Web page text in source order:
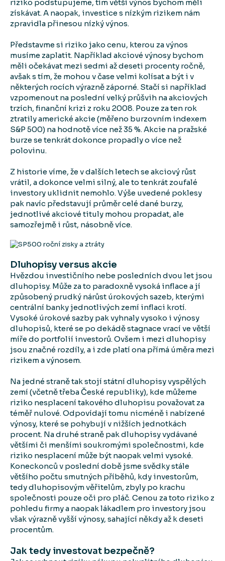
riziko podstupujeme, tím větší výnos bychom měli
získávat. A naopak, investice s nízkým rizikem nám
zpravidla přinesou nízký výnos.
Představme si riziko jako cenu, kterou za výnos
musíme zaplatit. Například akciové výnosy bychom
měli očekávat mezi sedmi až deseti procenty ročně,
avšak s tím, že mohou v čase velmi kolísat a být i v
některých rocích výrazně záporné. Stačí si například
vzpomenout na poslední velký průšvih na akciových
trzích, finanční krizi z roku 2008. Pouze za ten rok
ztratily americké akcie (měřeno burzovním indexem
S&P 500) na hodnotě více než 35 %. Akcie na pražské
burze se tenkrát dokonce propadly o více než
polovinu.
Z historie víme, že v dalších letech se akciový růst
vrátil, a dokonce velmi silný, ale to tenkrát zoufalé
investory uklidnit nemohlo. Výše uvedené poklesy
pak navíc představují průměr celé dané burzy,
jednotlivé akciové tituly mohou propadat, ale
samozřejmě i růst, násobně více.
Dluhopisy versus akcie
Hvězdou investičního nebe posledních dvou let jsou
dluhopisy. Může za to paradoxně vysoká inflace a jí
způsobený prudký nárůst úrokových sazeb, kterými
centrální banky jednotlivých zemí inflaci krotí.
Vysoké úrokové sazby pak vyhnaly vysoko i výnosy
dluhopisů, které se po dekádě stagnace vrací ve větší
míře do portfolií investorů. Ovšem i mezi dluhopisy
jsou značné rozdíly, a i zde platí ona přímá úměra mezi
rizikem a výnosem.
Na jedné straně tak stojí státní dluhopisy vyspělých
zemí (včetně třeba České republiky), kde můžeme
riziko nesplacení takového dluhopisu považovat za
téměř nulové. Odpovídají tomu nicméně i nabízené
výnosy, které se pohybují v nižších jednotkách
procent. Na druhé straně pak dluhopisy vydávané
většími či menšími soukromými společnostmi, kde
riziko nesplacení může být naopak velmi vysoké.
Koneckonců v poslední době jsme svědky stále
většího počtu smutných příběhů, kdy investorům,
tedy dluhopisovým věřitelům, zbyly po krachu
společnosti pouze oči pro pláč. Cenou za toto riziko z
pohledu firmy a naopak lákadlem pro investory jsou
však výrazně vyšší výnosy, sahající někdy až k deseti
procentům.
Jak tedy investovat bezpečně?